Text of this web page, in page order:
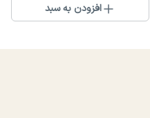
افزودن به سبد